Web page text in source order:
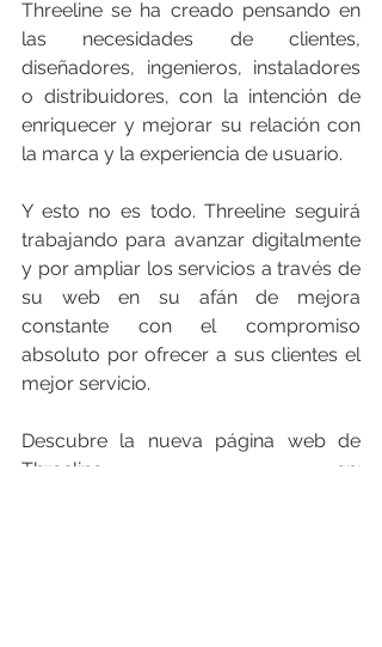
Threeline se ha creado pensando en
las necesidades de clientes,
diseñadores, ingenieros, instaladores
o distribuidores, con la intención de
enriquecer y mejorar su relación con
la marca y la experiencia de usuario.
Y esto no es todo. Threeline seguirá
trabajando para avanzar digitalmente
y por ampliar los servicios a través de
su web en su afán de mejora
constante con el compromiso
absoluto por ofrecer a sus clientes el
mejor servicio.
Descubre la nueva página web de